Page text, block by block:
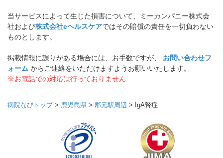
当サービスによって生じた損害について、ミーカンパニー株式会
社および株式会社eヘルスケアではその賠償の責任を一切負わない
ものとします。
掲載情報に誤りがある場合には、お手数ですが、 お問い合わせフ
ォーム からご連絡をいただけますようお願いいたします。
※お電話での対応は行っておりません
病院なびトップ> 鹿児島県 > 郡元駅周辺 > IgA腎症